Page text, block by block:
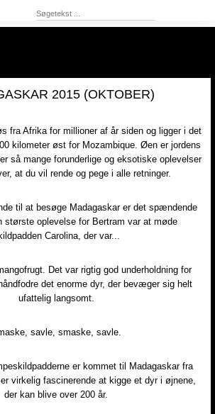
2015 (OKTOBER)
fra Afrika for millioner af år siden og ligger i det
kilometer øst for Mozambique. Øen er jordens
så mange forunderlige og eksotiske oplevelser
at du vil rende og pege i alle retninger.​​
til at besøge Madagaskar er det spændende
største oplevelse for Bertram var at møde
Carolina, der var...
Det var rigtig god underholdning for
det enorme dyr, der bevæger sig helt
ufattelig langsomt.​
savle, smaske, savle.​
er kommet til Madagaskar fra
virkelig fascinerende at kigge et dyr i øjnene,
der kan blive over 200 år.